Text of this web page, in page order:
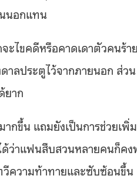
นอกแทน
ะไขคดีหรือคาดเดาตัวคนร้าย
าลประตูไว้จากภายนอก ส่วน
ยาก
ากขึ้น แถมยังเป็นการช่วยเพิ่ม
ด้ว่าแฟนสืบสวนหลายคนก็ค
วีความท้าทายและซับซ้อนขึ้น